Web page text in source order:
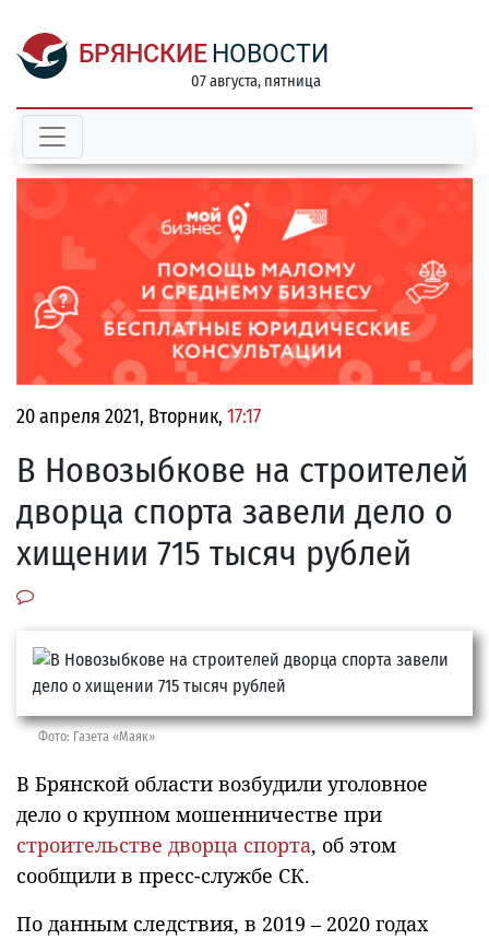
БРЯНСКИЕ НОВОСТИ
07 августа, пятница
20 апреля 2021, Вторник, 17:17
В Новозыбкове на строителей
дворца спорта завели дело о
хищении 715 тысяч рублей
Фото: Газета «Маяк»
В Брянской области возбудили уголовное
дело о крупном мошенничестве при
строительстве дворца спорта, об этом
сообщили в пресс-службе СК.
По данным следствия, в 2019 – 2020 годах